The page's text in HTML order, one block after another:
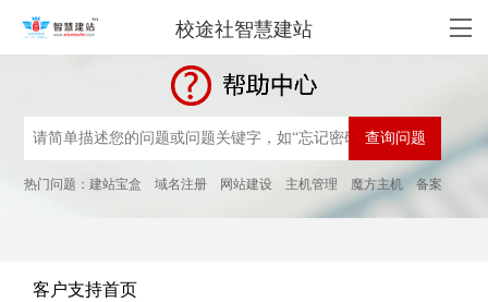
校途社智慧建站
热门问题：建站宝盒 域名注册 网站建设 主机管理 魔方主机 备案
客户支持首页